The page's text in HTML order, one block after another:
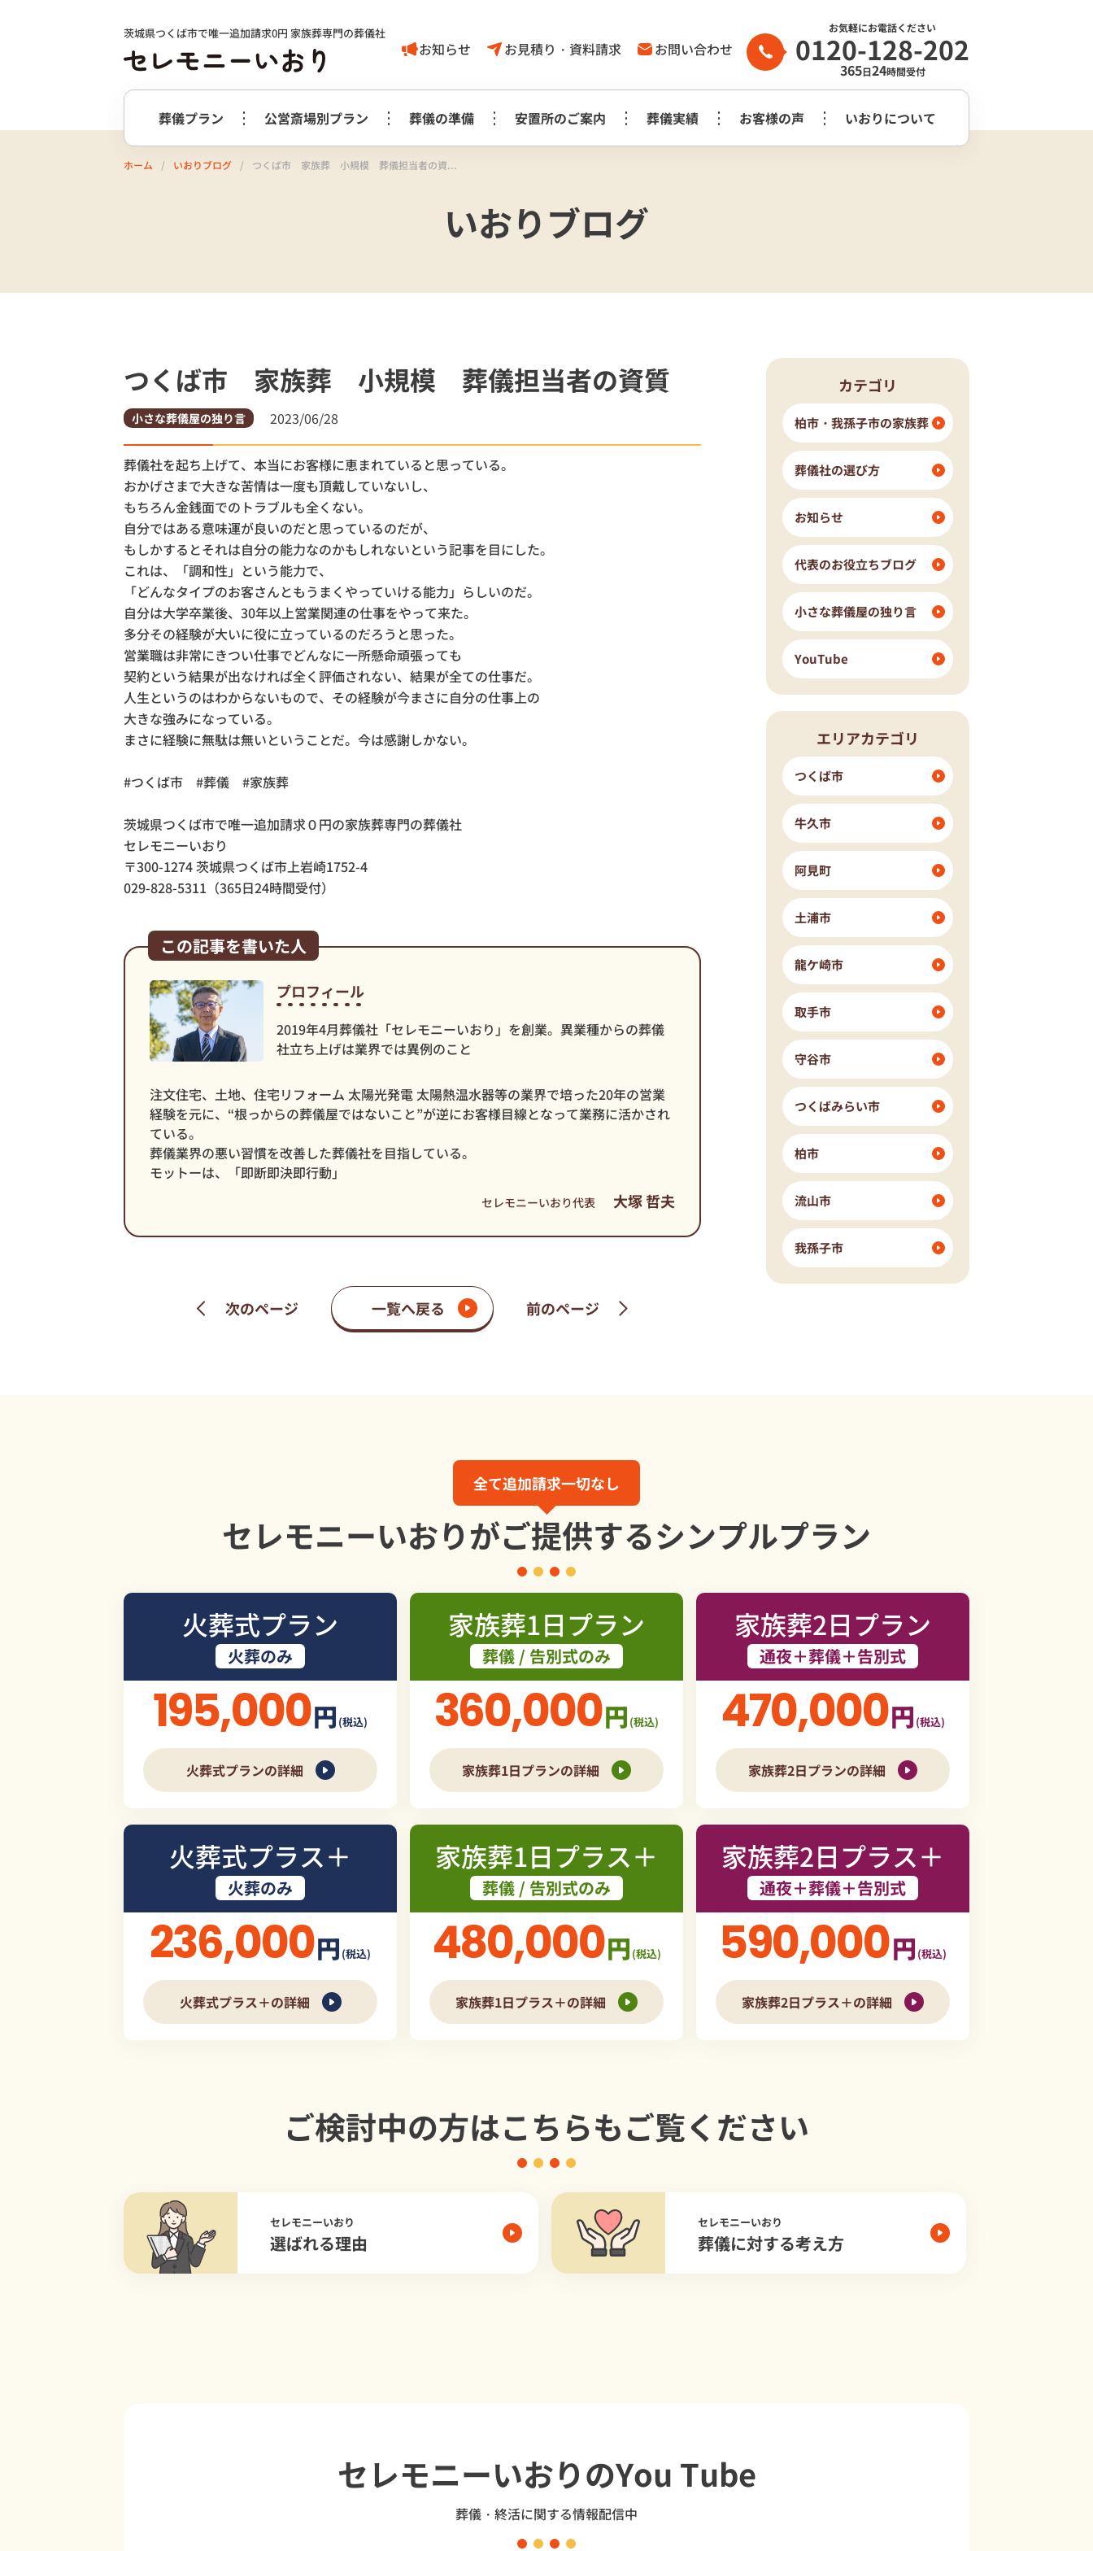
茨城県つくば市で唯一追加請求0円 家族葬専門の葬儀社
お知らせ お見積り・資料請求 お問い合わせ
お気軽にお電話ください
0120-128-202
365日24時間受付
葬儀プラン
家族葬1日プラン
白木祭壇プラン
公営斎場別プラン
つくばメモリアルホール
牛久市 阿見町 龍ケ崎市
土浦市
土浦市営斎場
我孫子市
ウイングホール柏斎場
葬儀の準備
葬儀の豆知識
事前相談に
葬儀社はどう
安置所のご案内 葬儀実績 お客様の声 いおりについて
葬儀に対する
考え方
いおり公式
ホーム いおりブログ つくば市 家族葬 小規模 葬儀担当者の資...
いおりブログ
つくば市 家族葬 小規模 葬儀担当者の資質
小さな葬儀屋の独り言 2023/06/28
葬儀社を起ち上げて、本当にお客様に恵まれていると思っている。
おかげさまで大きな苦情は一度も頂戴していないし、
もちろん金銭面でのトラブルも全くない。
自分ではある意味運が良いのだと思っているのだが、
もしかするとそれは自分の能力なのかもしれないという記事を目にした。
これは、「調和性」という能力で、
「どんなタイプのお客さんともうまくやっていける能力」らしいのだ。
自分は大学卒業後、30年以上営業関連の仕事をやって来た。
多分その経験が大いに役に立っているのだろうと思った。
営業職は非常にきつい仕事でどんなに一所懸命頑張っても
契約という結果が出なければ全く評価されない、結果が全ての仕事だ。
人生というのはわからないもので、その経験が今まさに自分の仕事上の
大きな強みになっている。
まさに経験に無駄は無いということだ。今は感謝しかない。
#つくば市 #葬儀 #家族葬
茨城県つくば市で唯一追加請求０円の家族葬専門の葬儀社
セレモニーいおり
〒300-1274 茨城県つくば市上岩崎1752-4
029-828-5311（365日24時間受付）
この記事を書いた人
プロフィール
2019年4月葬儀社「セレモニーいおり」を創業。異業種からの葬儀
社立ち上げは業界では異例のこと
注文住宅、土地、住宅リフォーム 太陽光発電 太陽熱温水器等の業界で培った20年の営業
経験を元に、“根っからの葬儀屋ではないこと”が逆にお客様目線となって業務に活かされ
ている。
葬儀業界の悪い習慣を改善した葬儀社を目指している。
モットーは、「即断即決即行動」
セレモニーいおり代表 大塚 哲夫
次のページ 一覧へ戻る 前のページ
カテゴリ
柏市・我孫子市の家族葬
葬儀社の選び方
お知らせ
代表のお役立ちブログ
小さな葬儀屋の独り言
YouTube
エリアカテゴリ
つくば市
牛久市
阿見町
土浦市
龍ケ崎市
取手市
守谷市
つくばみらい市
柏市
流山市
我孫子市
全て追加請求一切なし
セレモニーいおりがご提供するシンプルプラン
火葬式プラン
火葬のみ
195,000円 (税込)
火葬式プランの詳細
家族葬1日プラン
葬儀 / 告別式のみ
360,000円 (税込)
家族葬1日プランの詳細
家族葬2日プラン
通夜＋葬儀＋告別式
470,000円 (税込)
家族葬2日プランの詳細
火葬式プラス＋
火葬のみ
236,000円 (税込)
火葬式プラス＋の詳細
家族葬1日プラス＋
葬儀 / 告別式のみ
480,000円 (税込)
家族葬1日プラス＋の詳細
家族葬2日プラス＋
通夜＋葬儀＋告別式
590,000円 (税込)
家族葬2日プラス＋の詳細
ご検討中の方はこちらもご覧ください
セレモニーいおり
選ばれる理由
セレモニーいおり
葬儀に対する考え方
セレモニーいおりのYou Tube
葬儀・終活に関する情報配信中